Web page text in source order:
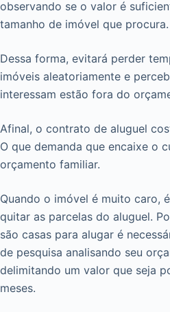
observando se o valor é
tamanho de imóvel que procura.
Dessa forma, evitará perder
imóveis aleatoriamente e
interessam estão fora do
Afinal, o contrato de aluguel
O que demanda que encaixe o
orçamento familiar.
Quando o imóvel é muito caro,
quitar as parcelas do aluguel.
são casas para alugar é
de pesquisa analisando seu
delimitando um valor que seja
meses.